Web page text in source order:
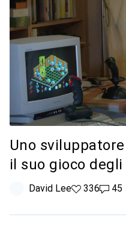
Uno
il suo gioco
David Lee336 like
33645 45